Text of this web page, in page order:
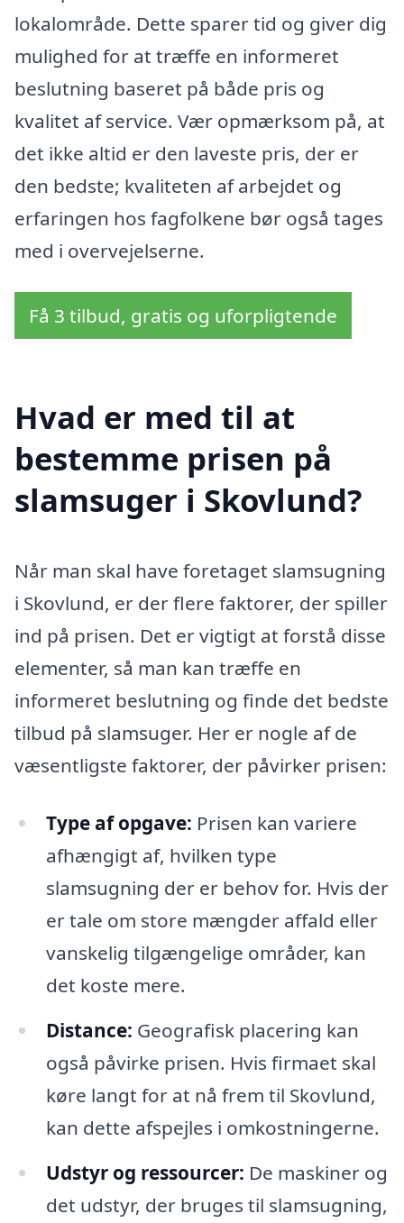
lokalområde. Dette sparer tid og giver dig
mulighed for at træffe en informeret
beslutning baseret på både pris og
kvalitet af service. Vær opmærksom på, at
det ikke altid er den laveste pris, der er
den bedste; kvaliteten af arbejdet og
erfaringen hos fagfolkene bør også tages
med i overvejelserne.
Få 3 tilbud, gratis og uforpligtende
Hvad er med til at
bestemme prisen på
slamsuger i Skovlund?
Når man skal have foretaget slamsugning
i Skovlund, er der flere faktorer, der spiller
ind på prisen. Det er vigtigt at forstå disse
elementer, så man kan træffe en
informeret beslutning og finde det bedste
tilbud på slamsuger. Her er nogle af de
væsentligste faktorer, der påvirker prisen:
Type af opgave: Prisen kan variere
afhængigt af, hvilken type
slamsugning der er behov for. Hvis der
er tale om store mængder affald eller
vanskelig tilgængelige områder, kan
det koste mere.
Distance: Geografisk placering kan
også påvirke prisen. Hvis firmaet skal
køre langt for at nå frem til Skovlund,
kan dette afspejles i omkostningerne.
Udstyr og ressourcer: De maskiner og
det udstyr, der bruges til slamsugning,